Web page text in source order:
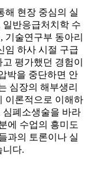
해 현장 중심의 실
반응급처치학 수
기술연구부 동아리
임 하사 시절 구급
평가했던 경험이
박을 중단하면 안
심장의 해부생리
이론적으로 이해하
심폐소생술을 바라
에 수업의 흥미도
과의 토론이나 실
니다.